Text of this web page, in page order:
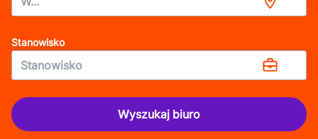
Stanowisko
Wyszukaj biuro